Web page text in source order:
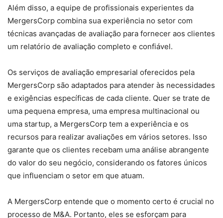
Além disso, a equipe de profissionais experientes da
MergersCorp combina sua experiência no setor com
técnicas avançadas de avaliação para fornecer aos clientes
um relatório de avaliação completo e confiável.
Os serviços de avaliação empresarial oferecidos pela
MergersCorp são adaptados para atender às necessidades
e exigências específicas de cada cliente. Quer se trate de
uma pequena empresa, uma empresa multinacional ou
uma startup, a MergersCorp tem a experiência e os
recursos para realizar avaliações em vários setores. Isso
garante que os clientes recebam uma análise abrangente
do valor do seu negócio, considerando os fatores únicos
que influenciam o setor em que atuam.
A MergersCorp entende que o momento certo é crucial no
processo de M&A. Portanto, eles se esforçam para